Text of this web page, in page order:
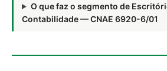
O que faz o segmento de
Contabilidade — CNAE 6920-6/01